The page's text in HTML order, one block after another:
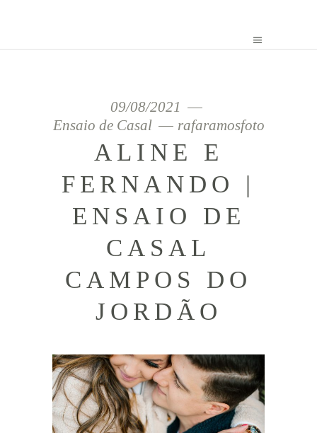
09/08/2021
Ensaio de Casal
rafaramosfoto
ALINE E
FERNANDO |
ENSAIO DE
CASAL
CAMPOS DO
JORDÃO